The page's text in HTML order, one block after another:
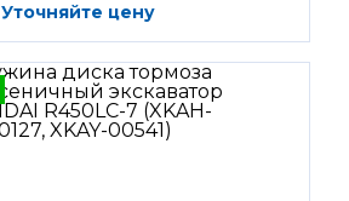
Уточняйте цену